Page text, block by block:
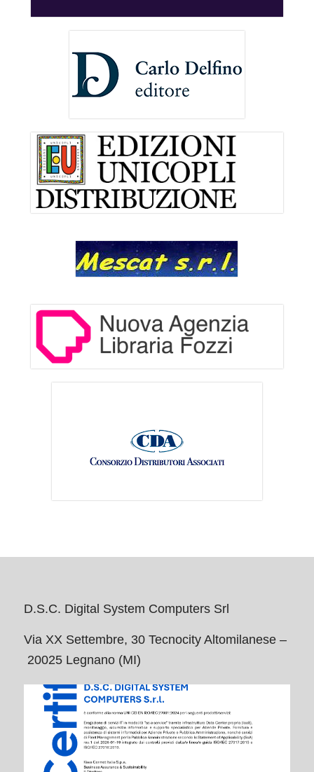
D.S.C. Digital System Computers Srl
Via XX Settembre, 30 Tecnocity Altomilanese –
20025 Legnano (MI)